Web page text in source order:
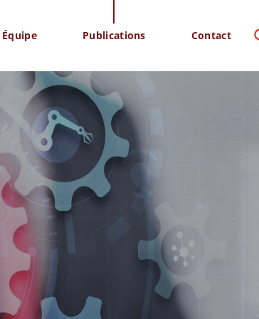
Équipe Publications Contact